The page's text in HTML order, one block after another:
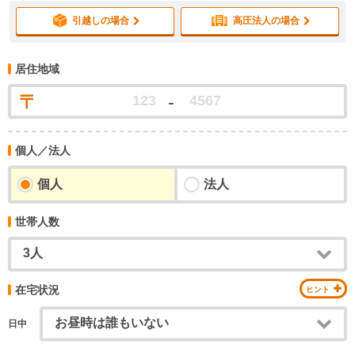
引越しの場合 高圧法人の場合
居住地域
個人／法人
個人 法人
世帯人数
在宅状況
日中